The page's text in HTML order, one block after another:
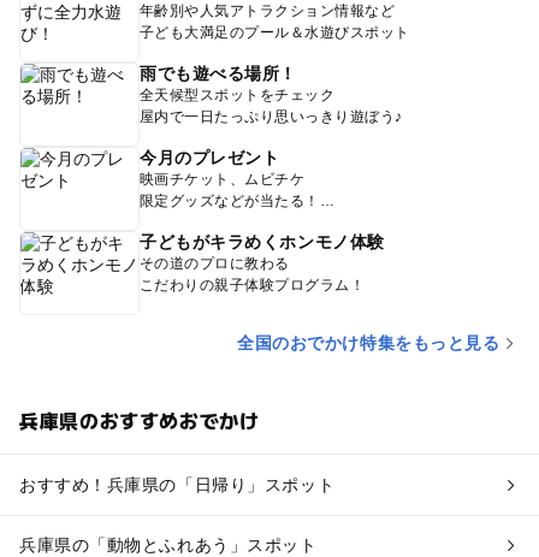
年齢別や人気アトラクション情報など
子ども大満足のプール＆水遊びスポット
雨でも遊べる場所！
全天候型スポットをチェック
屋内で一日たっぷり思いっきり遊ぼう♪
今月のプレゼント
映画チケット、ムビチケ
限定グッズなどが当たる！
子どもがキラめくホンモノ体験
その道のプロに教わる
こだわりの親子体験プログラム！
全国のおでかけ特集をもっと見る
兵庫県のおすすめおでかけ
おすすめ！兵庫県の「日帰り」スポット
兵庫県の「動物とふれあう」スポット